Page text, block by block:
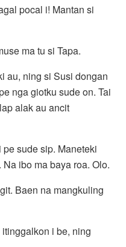
pocal i! Mantan si
ma tu si Tapa.
au, ning si Susi dongan
nga giotku sude on. Tai
alak au ancit
sude sip. Maneteki
ibo ma baya roa. Olo.
Baen na mangkuling
i be, ning